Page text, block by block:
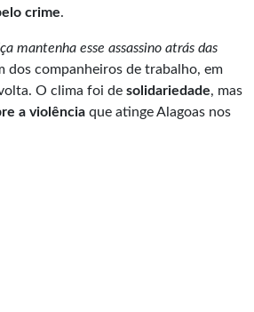
crime.
mantenha esse assassino atrás das
dos companheiros de trabalho, em
O clima foi de solidariedade, mas
a violência que atinge Alagoas nos